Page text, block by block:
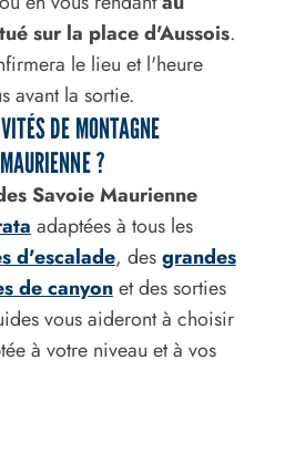
sur la place d'Aussois.
le lieu et l'heure
avant la sortie.
DE MONTAGNE
?
Savoie Maurienne
adaptées à tous les
d'escalade, desgrandes
de canyonet des sorties
vous aideront à choisir
à votre niveau et à vos